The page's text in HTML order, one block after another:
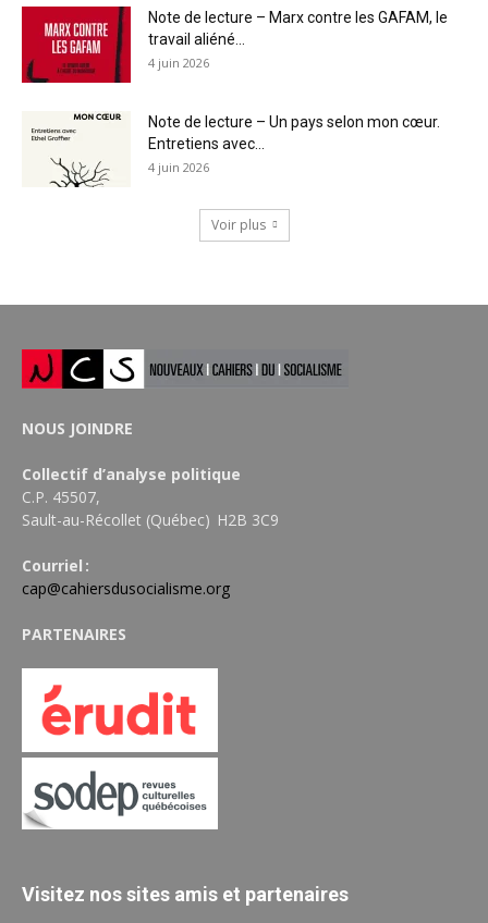
Note de lecture – Marx contre les GAFAM, le
travail aliéné...
4 juin 2026
Note de lecture – Un pays selon mon cœur.
Entretiens avec...
4 juin 2026
Voir plus
NOUS JOINDRE
Collectif d’analyse politique
C.P. 45507,
Sault-au-Récollet (Québec) H2B 3C9
Courriel :
cap@cahiersdusocialisme.org
PARTENAIRES
Visitez nos sites amis et partenaires